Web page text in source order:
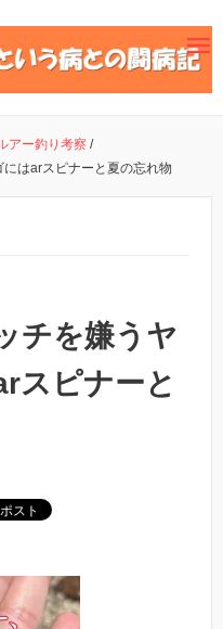
アー釣り考察 /
はarスピナーと夏の忘れ物
チを嫌うヤ
スピナーと